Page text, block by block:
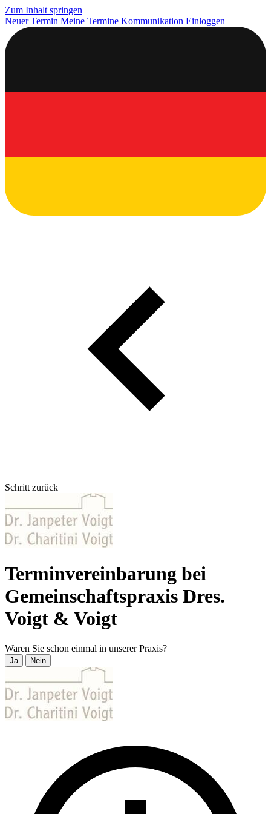
Zum Inhalt springen
Neuer Termin Meine Termine Kommunikation Einloggen
Schritt zurück
Terminvereinbarung bei
Gemeinschaftspraxis Dres.
Voigt & Voigt
Waren Sie schon einmal in unserer Praxis?
Ja Nein